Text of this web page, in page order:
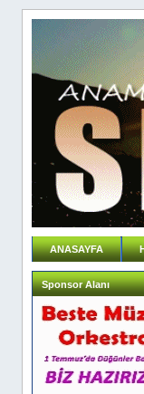
ANASAYFA
Sponsor Alanı